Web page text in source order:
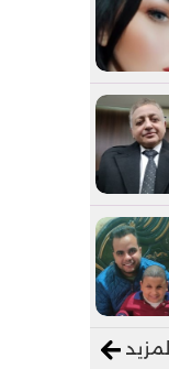
المزيد